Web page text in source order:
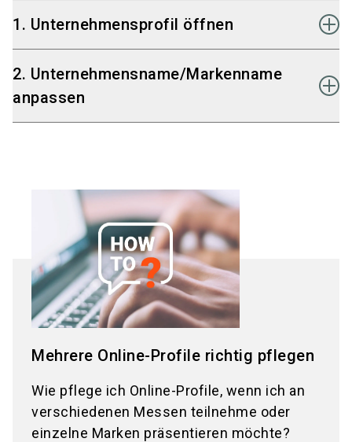
1. Unternehmensprofil öffnen
Klicken Sie im SelfService-Tool auf
"Unternehmensprofile".
2. Unternehmensname/Markenname
anpassen
Bearbeiten Sie das Feld:
"Unternehmensname/Marke– Ihre
Bezeichnung im Online-Profil, Hallenplan,
Messebegleiter und TicketCenter"
Klicken Sie auf "Speichern", um die Änderung
zu übernehmen.
Mehrere Online-Profile richtig pflegen
Wie pflege ich Online-Profile, wenn ich an
verschiedenen Messen teilnehme oder
einzelne Marken präsentieren möchte?